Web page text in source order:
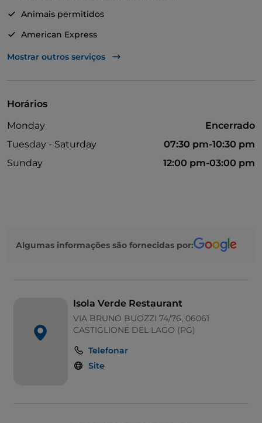
Animais permitidos
American Express
Apple Pay
Fala-se inglês
Mesas de exterior
Mostrar outros serviços
Horários
Monday
Encerrado
Tuesday - Saturday
07:30 pm-10:30 pm
Sunday
12:00 pm-03:00 pm
Algumas informações são fornecidas por:
Isola Verde Restaurant
VIA BRUNO BUOZZI 74/76, 06061
CASTIGLIONE DEL LAGO (PG)
Telefonar
Site